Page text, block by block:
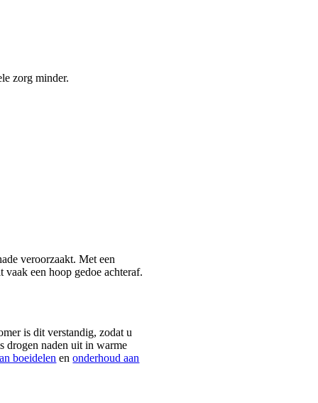
zorg minder.
veroorzaakt. Met een
een hoop gedoe achteraf.
is dit verstandig, zodat u
drogen naden uit in warme
boeidelen enonderhoud aan